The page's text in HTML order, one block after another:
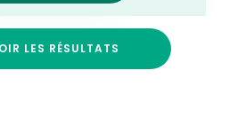
LES RÉSULTATS